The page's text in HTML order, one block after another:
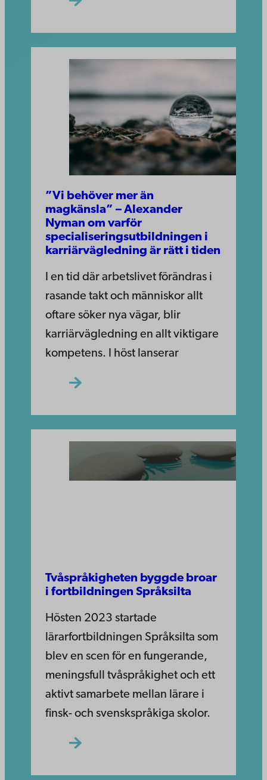
”Vi behöver mer än
magkänsla” – Alexander
Nyman om varför
specialiseringsutbildningen i
karriärvägledning är rätt i tiden
I en tid där arbetslivet förändras i
rasande takt och människor allt
oftare söker nya vägar, blir
karriärvägledning en allt viktigare
kompetens. I höst lanserar
Tvåspråkigheten byggde broar
i fortbildningen Språksilta
Hösten 2023 startade
lärarfortbildningen Språksilta som
blev en scen för en fungerande,
meningsfull tvåspråkighet och ett
aktivt samarbete mellan lärare i
finsk- och svenskspråkiga skolor.